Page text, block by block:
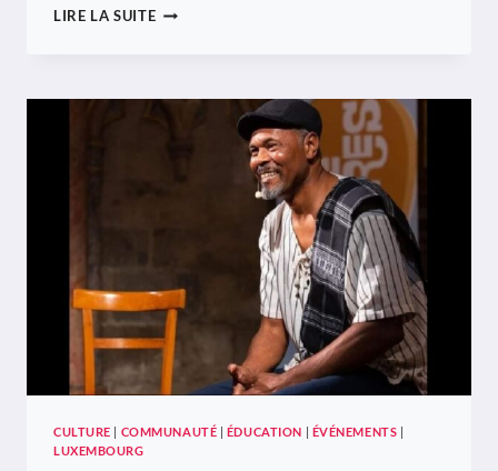
LIRE LA SUITEÀ
POURSUIT
L’AVENTURE
L’INTERNETSTUFF,
MAINTENANT
CULTURE COMMUNAUTÉ ÉDUCATION ÉVÉNEMENTS
LUXEMBOURG